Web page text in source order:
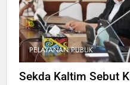
PELAYANAN PUBLIK
Sekda Kaltim Sebut